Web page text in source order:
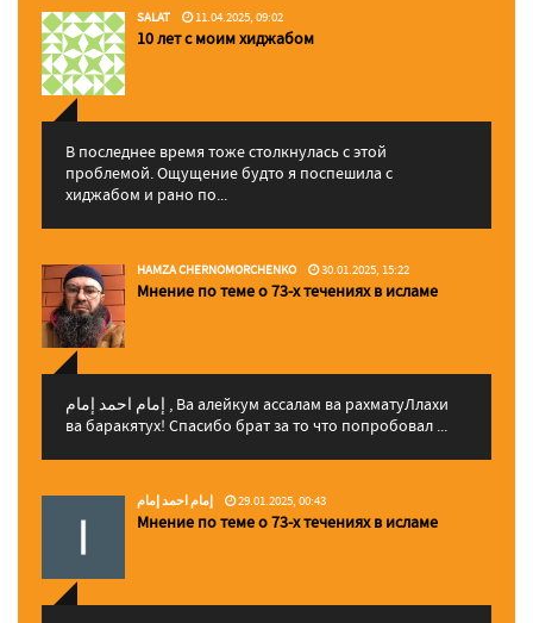
SALAT 11.04.2025, 09:02
10 лет с моим хиджабом
В последнее время тоже столкнулась с этой
проблемой. Ощущение будто я поспешила с
хиджабом и рано по...
HAMZA CHERNOMORCHENKO 30.01.2025, 15:22
Мнение по теме о 73-х течениях в исламе
إمام احمد إمام , Ва алейкум ассалам ва рахматуЛлахи
ва баракятух! Спасибо брат за то что попробовал ...
إمام احمد إمام 29.01.2025, 00:43
Мнение по теме о 73-х течениях в исламе